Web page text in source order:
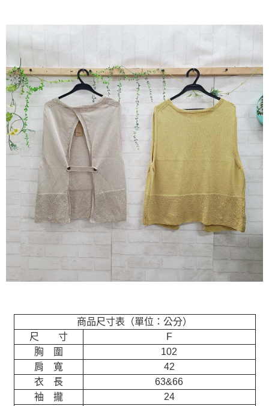
商品尺寸表（單位：公分）
尺 寸
F
胸 圍
102
肩 寬
42
衣 長
63&66
袖 攏
24